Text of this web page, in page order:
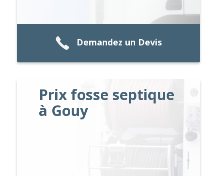
Demandez un Devis
Prix fosse septique
à Gouy